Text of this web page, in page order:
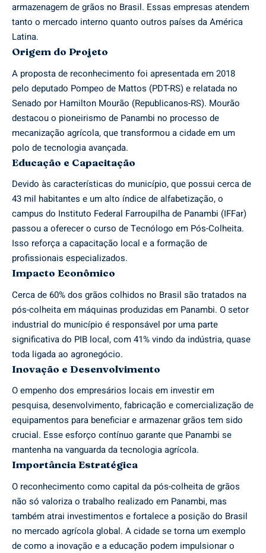
armazenagem de grãos no Brasil. Essas empresas atendem
tanto o mercado interno quanto outros países da América
Latina.
Origem do Projeto
A proposta de reconhecimento foi apresentada em 2018
pelo deputado Pompeo de Mattos (PDT-RS) e relatada no
Senado por Hamilton Mourão (Republicanos-RS). Mourão
destacou o pioneirismo de Panambi no processo de
mecanização agrícola, que transformou a cidade em um
polo de tecnologia avançada.
Educação e Capacitação
Devido às características do município, que possui cerca de
43 mil habitantes e um alto índice de alfabetização, o
campus do Instituto Federal Farroupilha de Panambi (IFFar)
passou a oferecer o curso de Tecnólogo em Pós-Colheita.
Isso reforça a capacitação local e a formação de
profissionais especializados.
Impacto Econômico
Cerca de 60% dos grãos colhidos no Brasil são tratados na
pós-colheita em máquinas produzidas em Panambi. O setor
industrial do município é responsável por uma parte
significativa do PIB local, com 41% vindo da indústria, quase
toda ligada ao agronegócio.
Inovação e Desenvolvimento
O empenho dos empresários locais em investir em
pesquisa, desenvolvimento, fabricação e comercialização de
equipamentos para beneficiar e armazenar grãos tem sido
crucial. Esse esforço contínuo garante que Panambi se
mantenha na vanguarda da tecnologia agrícola.
Importância Estratégica
O reconhecimento como capital da pós-colheita de grãos
não só valoriza o trabalho realizado em Panambi, mas
também atrai investimentos e fortalece a posição do Brasil
no mercado agrícola global. A cidade se torna um exemplo
de como a inovação e a educação podem impulsionar o